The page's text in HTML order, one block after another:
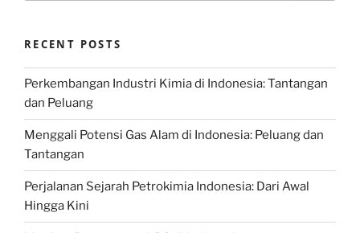
RECENT POSTS
Perkembangan Industri Kimia di Indonesia: Tantangan
dan Peluang
Menggali Potensi Gas Alam di Indonesia: Peluang dan
Tantangan
Perjalanan Sejarah Petrokimia Indonesia: Dari Awal
Hingga Kini